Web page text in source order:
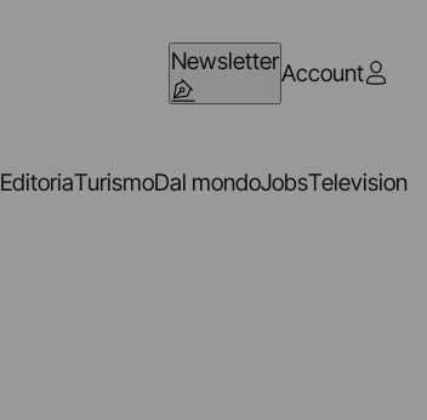
NewsletterAccount
EditoriaTurismoDal mondoJobsTelevision